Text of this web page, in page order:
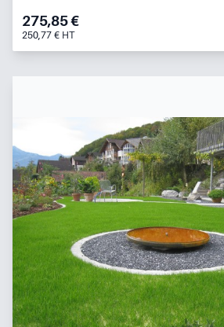
275,85 €
250,77 € HT